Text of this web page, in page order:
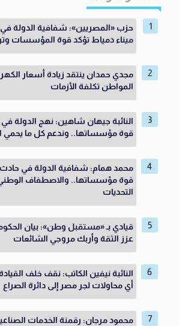
حزب «المصريين»: شفافية الدولة في
ميناء دمياط تؤكد قوة المؤسسات
مجدي حمدان ينتقد زيادة أسعار
المواطن تكلفة الأزمات
النائبة جيهان شاهين: نهج الدولة
قوة مؤسساتها.. وندعم كل ما يحمي
محمد همام: شفافية الدولة في حادث
قوة مؤسساتها.. والاصطفاف
التحديات
قيادي بـ «مستقبل وطن»: بيان
عزز الثقة وأربك مروجي الشائعات
النائبة نيفين الكاتب: نقف خلف
أي محاولات لجر مصر إلى دائرة الصراع
محمود مرجان: رقمنة الخدمات